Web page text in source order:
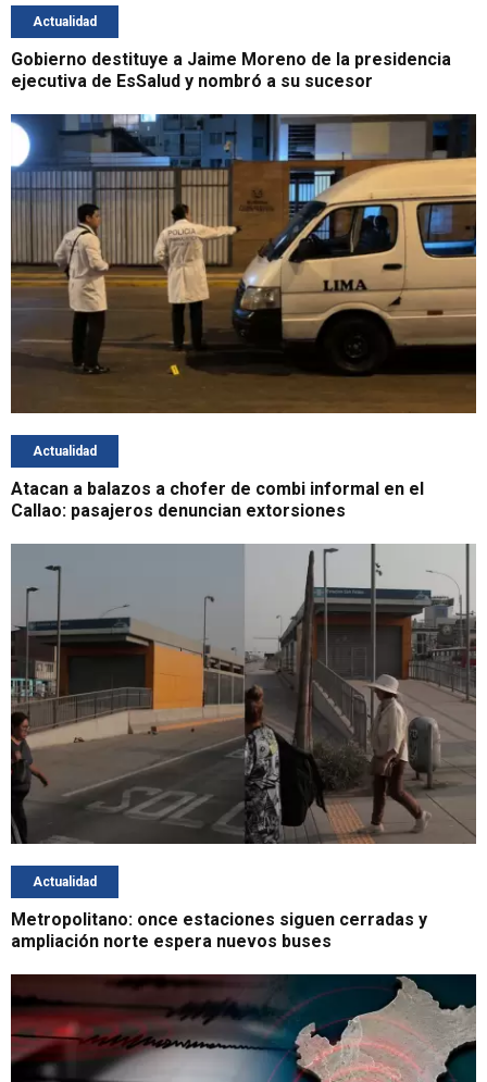
Actualidad
Gobierno destituye a Jaime Moreno de la presidencia
ejecutiva de EsSalud y nombró a su sucesor
Actualidad
Atacan a balazos a chofer de combi informal en el
Callao: pasajeros denuncian extorsiones
Actualidad
Metropolitano: once estaciones siguen cerradas y
ampliación norte espera nuevos buses